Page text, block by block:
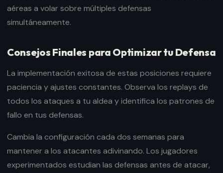
aéreas a volar sobre múltiples defensas
simultáneamente.
Consejos Finales para Optimizar tu Defensa
La implementación exitosa de estas posiciones requiere
paciencia y ajustes constantes. Observa los replays de
todos los ataques a tu aldea y identifica los patrones de
fallo en tus defensas.
Cambia la configuración cada dos semanas para
mantener a los atacantes adivinando. Los jugadores
experimentados estudian las defensas antes de atacar,